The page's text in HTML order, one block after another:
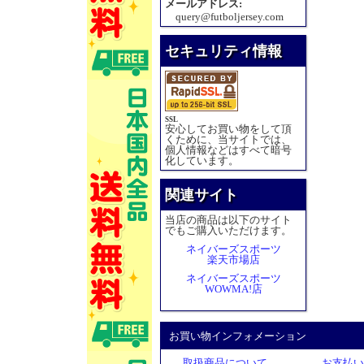
メールアドレス:
query@futboljersey.com
セキュリティ情報
SSL
安心してお買い物をして頂
くために、当サイトでは、
個人情報などはすべて暗号
化しています。
関連サイト
当店の商品は以下のサイト
でもご購入いただけます。
ネイバーズスポーツ
楽天市場店
ネイバーズスポーツ
WOWMA!店
お買い物インフォメーション